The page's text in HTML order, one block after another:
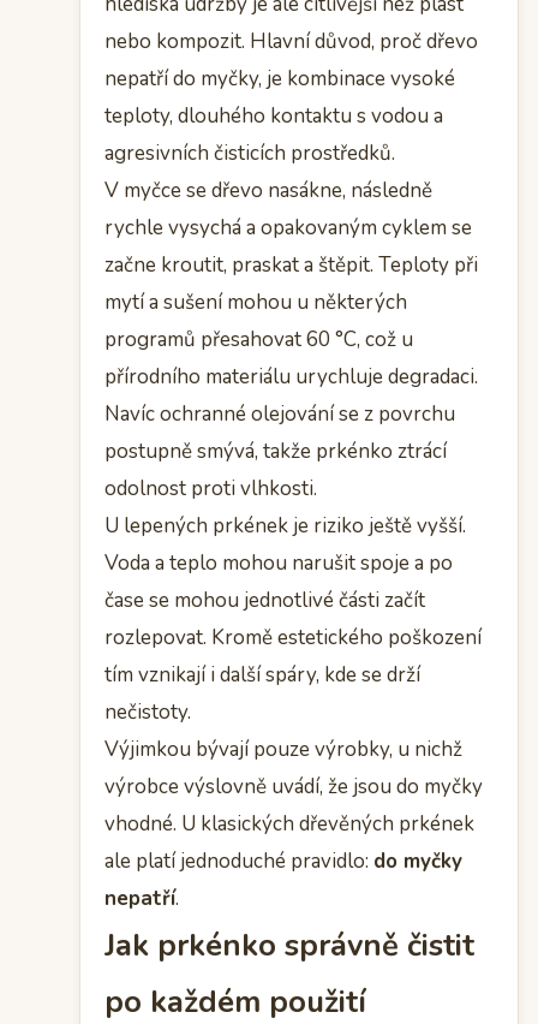
nebo kompozit. Hlavní důvod, proč dřevo
nepatří do myčky, je kombinace vysoké
teploty, dlouhého kontaktu s vodou a
agresivních čisticích prostředků.
V myčce se dřevo nasákne, následně
rychle vysychá a opakovaným cyklem se
začne kroutit, praskat a štěpit. Teploty při
mytí a sušení mohou u některých
programů přesahovat 60 °C, což u
přírodního materiálu urychluje degradaci.
Navíc ochranné olejování se z povrchu
postupně smývá, takže prkénko ztrácí
odolnost proti vlhkosti.
U lepených prkének je riziko ještě vyšší.
Voda a teplo mohou narušit spoje a po
čase se mohou jednotlivé části začít
rozlepovat. Kromě estetického poškození
tím vznikají i další spáry, kde se drží
nečistoty.
Výjimkou bývají pouze výrobky, u nichž
výrobce výslovně uvádí, že jsou do myčky
vhodné. U klasických dřevěných prkének
ale platí jednoduché pravidlo: do myčky
nepatří.
Jak prkénko správně čistit
po každém použití